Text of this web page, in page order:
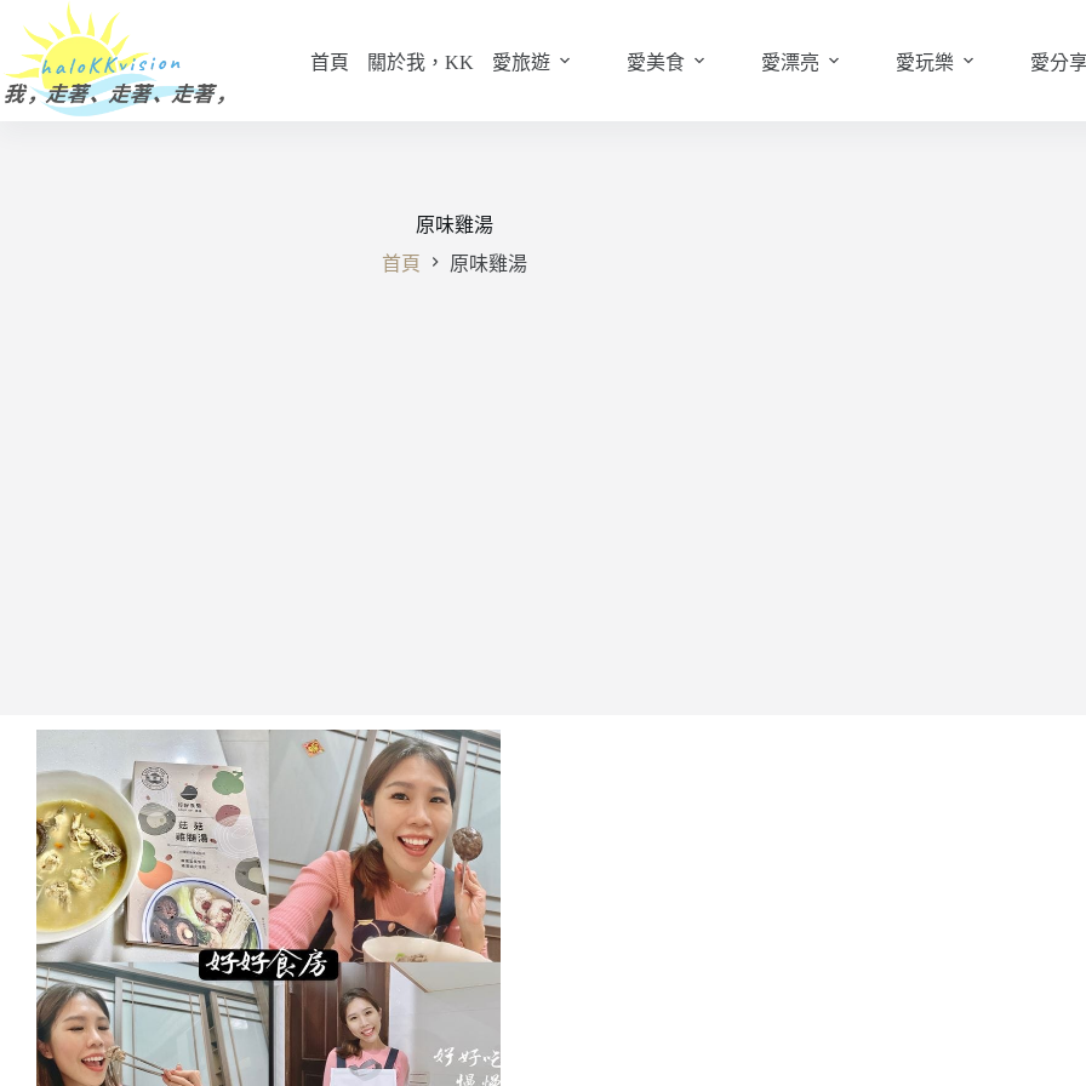
主
要
首頁 關於我，KK 愛旅遊 愛美食 愛漂亮 愛玩樂 愛分
原味雞湯
首頁
原味雞湯